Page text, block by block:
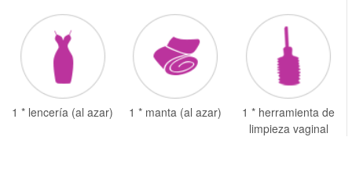
1 * lencería (al azar) 1 * manta (al azar)
1 * herramienta de
limpieza vaginal